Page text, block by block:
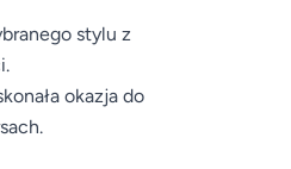
stylu z
okazja do